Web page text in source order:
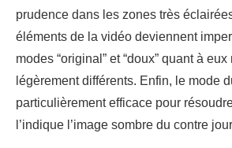
prudence dans les zones très
éléments de la vidéo deviennent
modes “original” et “doux” quant à
légèrement différents. Enfin, le mode
particulièrement efficace pour
l’indique l’image sombre du contre